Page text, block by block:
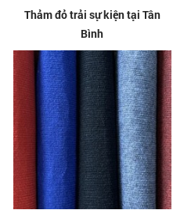
Thảm đỏ trải sự kiện tại Tân
Bình